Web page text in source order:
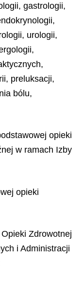
gastrologii,
urologii,
preluksacji,
bólu,
opieki
w ramach Izby
opieki
Opieki Zdrowotnej
i Administracji